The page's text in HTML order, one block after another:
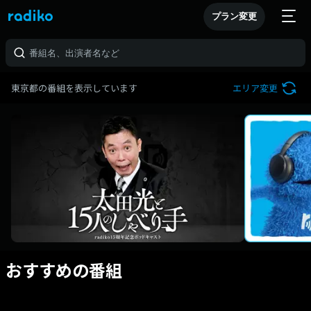
プラン変更
東京都の番組を表示しています エリア変更
おすすめの番組